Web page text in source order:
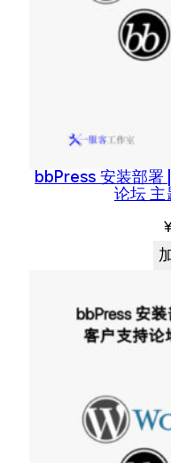
bbPress 安装部署
论坛 主